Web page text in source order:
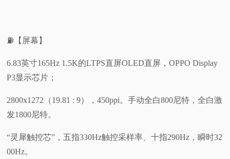
⛽【屏幕】
6.83英寸165Hz 1.5K的LTPS直屏OLED直屏，OPPO Display
P3显示芯片；
2800x1272（19.81 : 9），450ppi。手动全白800尼特，全白激
发1800尼特。
“灵犀触控芯”，五指330Hz触控采样率、十指290Hz，瞬时32
00Hz。